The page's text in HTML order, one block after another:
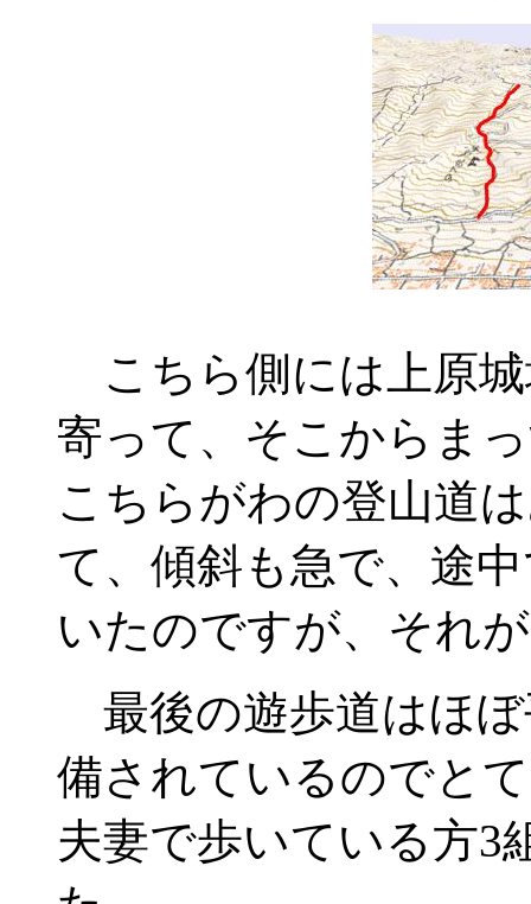
こちら側には上原
寄って、そこからま
こちらがわの登山道
て、傾斜も急で、途
いたのですが、それ
最後の遊歩道はほ
備されているのでと
夫妻で歩いている方3